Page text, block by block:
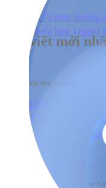
Chiến lược thương
Chiến lược Digital
Xây dựng
Xây dựng trải nghiệm người
Thiết kế nhận diện
Thiết kế & Lập trình
Xây dựng Social
Phát triển
Phát triển thương hiệu, tìm
Bài viết mới